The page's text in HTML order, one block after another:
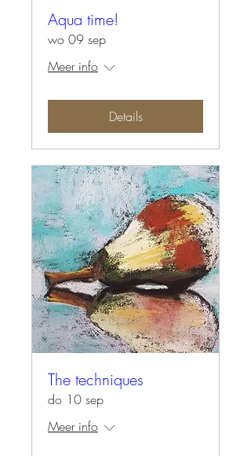
Aqua time!
wo 09 sep
Meer info
Details
The techniques
do 10 sep
Meer info